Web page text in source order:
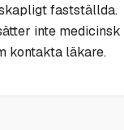
fastställda.
inte medicinsk
kontakta läkare.